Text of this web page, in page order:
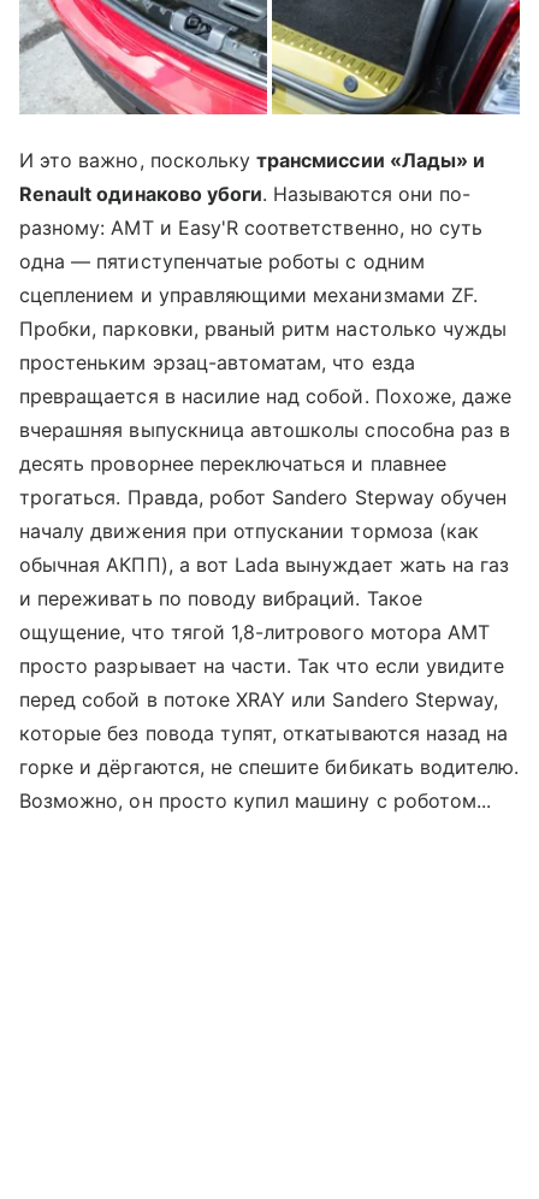
И это важно, посколькутрансмиссии «Лады» и
Renault одинаково убоги. Называются они по-
разному: АМТ и Easy'R соответственно, но суть
одна — пятиступенчатые роботы с одним
сцеплением и управляющими механизмами ZF.
Пробки, парковки, рваный ритм настолько чужды
простеньким эрзац-автоматам, что езда
превращается в насилие над собой. Похоже, даже
вчерашняя выпускница автошколы способна раз в
десять проворнее переключаться и плавнее
трогаться. Правда, робот Sandero Stepway обучен
началу движения при отпускании тормоза (как
обычная АКПП), а вот Lada вынуждает жать на газ
и переживать по поводу вибраций. Такое
ощущение, что тягой 1,8-литрового мотора АМТ
просто разрывает на части. Так что если увидите
перед собой в потоке XRAY или Sandero Stepway,
которые без повода тупят, откатываются назад на
горке и дёргаются, не спешите бибикать водителю.
Возможно, он просто купил машину с роботом...